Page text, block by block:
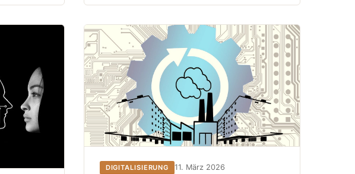
DIGITALISIERUNG 11. März 2026